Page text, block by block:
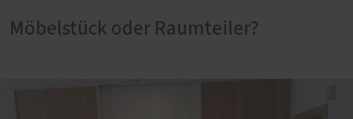
Möbelstück oder Raumteiler?